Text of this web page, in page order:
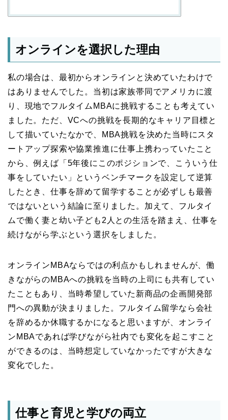
オンラインを選択した理由
私の場合は、最初からオンラインと決めていたわけで
はありませんでした。当初は家族帯同でアメリカに渡
り、現地でフルタイムMBAに挑戦することも考えてい
ました。ただ、VCへの挑戦を長期的なキャリア目標と
して描いていたなかで、MBA挑戦を決めた当時にスタ
ートアップ探索や協業推進に仕事上携わっていたこと
から、例えば「5年後にこのポジションで、こういう仕
事をしていたい」というベンチマークを設定して逆算
したとき、仕事を辞めて留学することが必ずしも最善
ではないという結論に至りました。加えて、フルタイ
ムで働く妻と幼い子ども2人との生活を踏まえ、仕事を
続けながら学ぶという選択をしました。
オンラインMBAならではの利点かもしれませんが、働
きながらのMBAへの挑戦を当時の上司にも共有してい
たこともあり、当時希望していた新商品の企画開発部
門への異動が決まりました。フルタイム留学なら会社
を辞めるか休職するかになると思いますが、オンライ
ンMBAであれば学びながら社内でも変化を起こすこと
ができるのは、当時想定していなかったですが大きな
変化でした。
仕事と育児と学びの両立